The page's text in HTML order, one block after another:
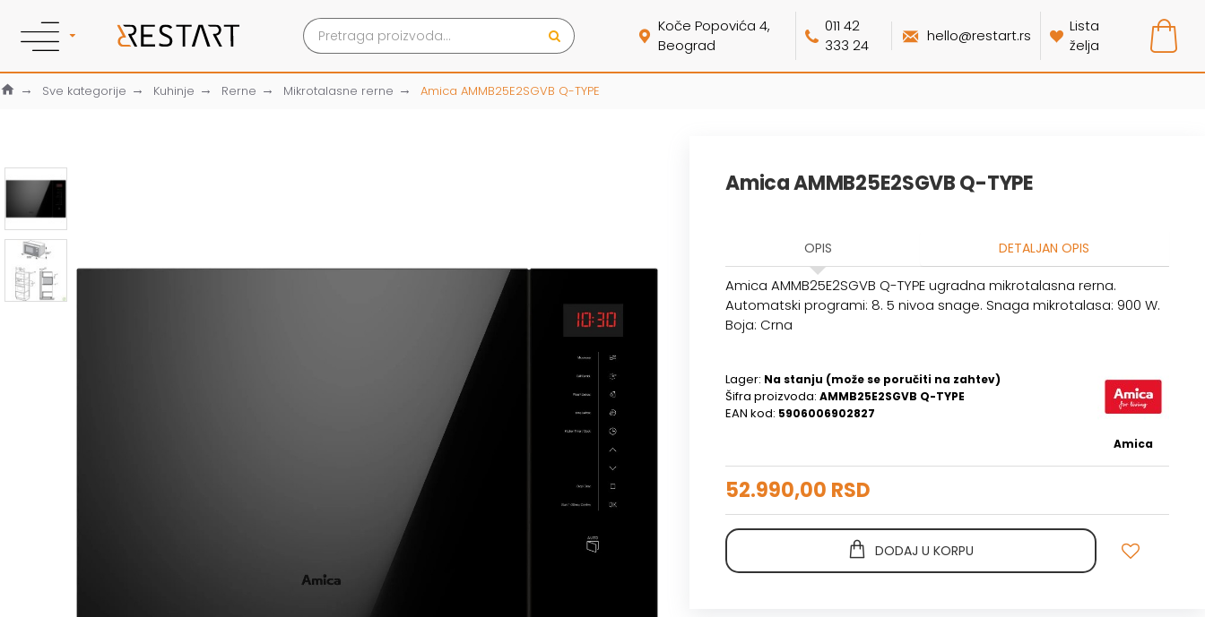
Koče Popovića 4,
Beograd
011 42
333 24
hello@restart.rs
Lista
želja
Sve kategorije Kuhinje Rerne Mikrotalasne rerne Amica AMMB25E2SGVB Q-TYPE
Amica AMMB25E2SGVB Q-TYPE
OPIS DETALJAN OPIS
Amica AMMB25E2SGVB Q-TYPE ugradna mikrotalasna rerna.
Automatski programi: 8. 5 nivoa snage. Snaga mikrotalasa: 900 W.
Boja: Crna
Lager: Na stanju (može se poručiti na zahtev)
Šifra proizvoda: AMMB25E2SGVB Q-TYPE
EAN kod: 5906006902827
Amica
52.990,00 RSD
DODAJ U KORPU